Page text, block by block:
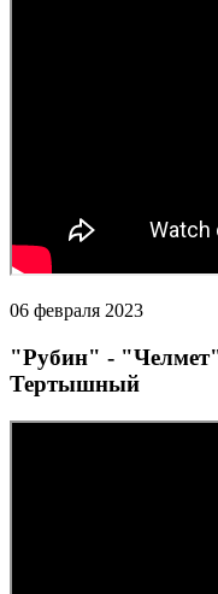
06 февраля 2023
"Рубин" -
Тертышный